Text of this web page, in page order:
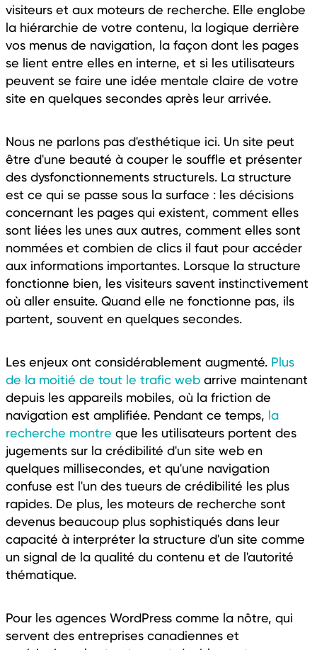
visiteurs et aux moteurs de recherche. Elle englobe
la hiérarchie de votre contenu, la logique derrière
vos menus de navigation, la façon dont les pages
se lient entre elles en interne, et si les utilisateurs
peuvent se faire une idée mentale claire de votre
site en quelques secondes après leur arrivée.
Nous ne parlons pas d'esthétique ici. Un site peut
être d'une beauté à couper le souffle et présenter
des dysfonctionnements structurels. La structure
est ce qui se passe sous la surface : les décisions
concernant les pages qui existent, comment elles
sont liées les unes aux autres, comment elles sont
nommées et combien de clics il faut pour accéder
aux informations importantes. Lorsque la structure
fonctionne bien, les visiteurs savent instinctivement
où aller ensuite. Quand elle ne fonctionne pas, ils
partent, souvent en quelques secondes.
Les enjeux ont considérablement augmenté. Plus
de la moitié de tout le trafic web arrive maintenant
depuis les appareils mobiles, où la friction de
navigation est amplifiée. Pendant ce temps, la
recherche montre que les utilisateurs portent des
jugements sur la crédibilité d'un site web en
quelques millisecondes, et qu'une navigation
confuse est l'un des tueurs de crédibilité les plus
rapides. De plus, les moteurs de recherche sont
devenus beaucoup plus sophistiqués dans leur
capacité à interpréter la structure d'un site comme
un signal de la qualité du contenu et de l'autorité
thématique.
Pour les agences WordPress comme la nôtre, qui
servent des entreprises canadiennes et